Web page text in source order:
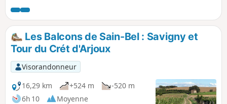
récompensées par des points de vue à
360° !
Les Balcons de Sain-Bel : Savigny et
Tour du Crét d'Arjoux
Visorandonneur
16,29 km
+524 m
-520 m
6h 10
Moyenne